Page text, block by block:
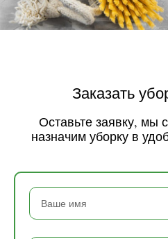
Заказать
Оставьте заявку, мы
назначим уборку в